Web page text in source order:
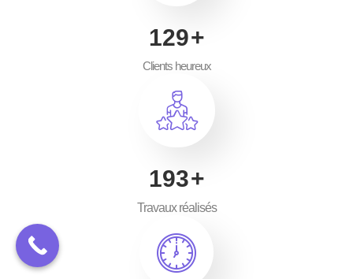
200+
Clients heureux
300+
Travaux réalisés